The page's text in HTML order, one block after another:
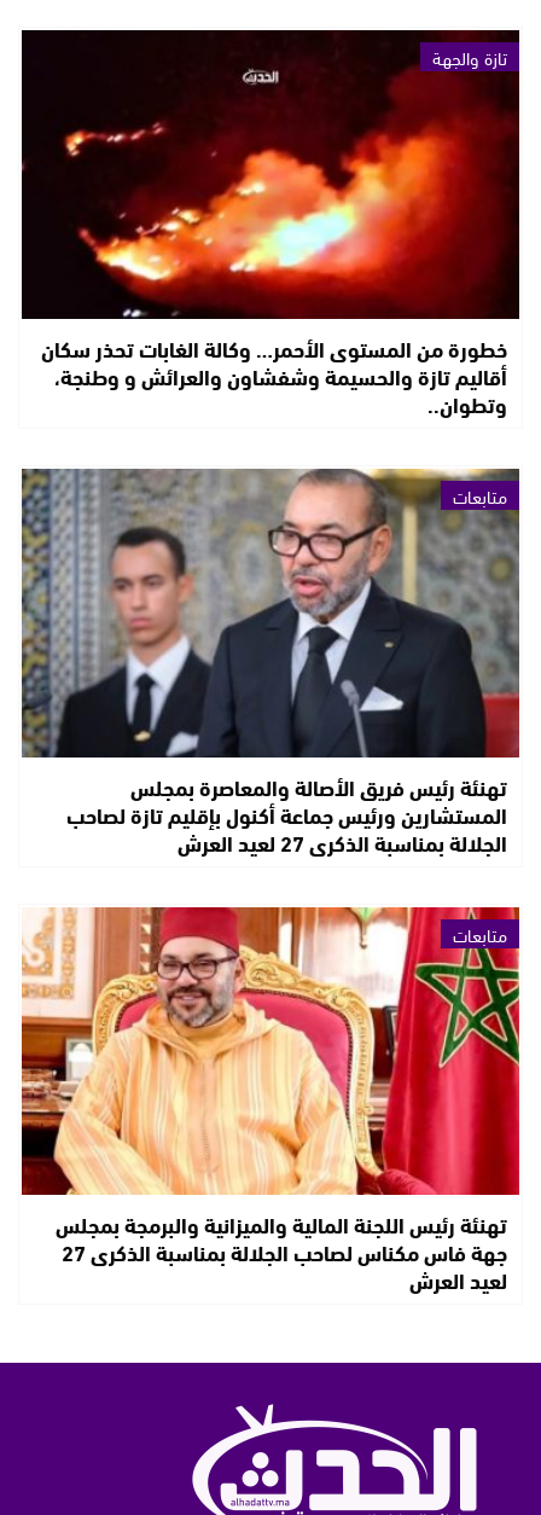
تازة والجهة
خطورة من المستوى الأحمر… وكالة الغابات تحذر سكان
أقاليم تازة والحسيمة وشفشاون والعرائش و وطنجة،
وتطوان..
متابعات
تهنئة رئيس فريق الأصالة والمعاصرة بمجلس
المستشارين ورئيس جماعة أكنول بإقليم تازة لصاحب
الجلالة بمناسبة الذكرى 27 لعيد العرش
متابعات
تهنئة رئيس اللجنة المالية والميزانية والبرمجة بمجلس
جهة فاس مكناس لصاحب الجلالة بمناسبة الذكرى 27
لعيد العرش